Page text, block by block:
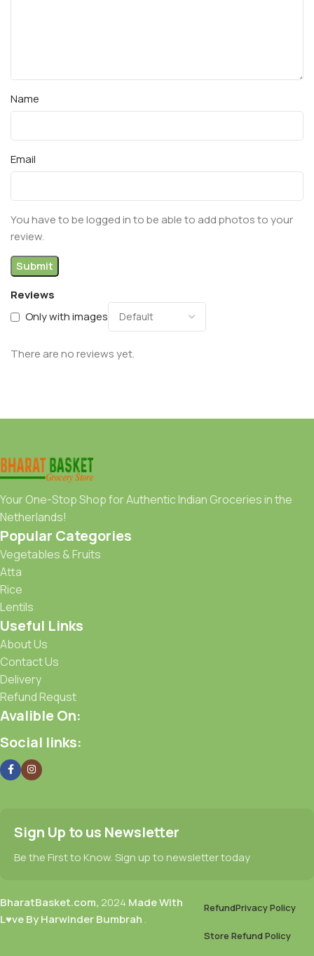
Reviews
Only with images
There are no reviews yet.
Name
Email
You have to be logged in to be able to add photos to your
review.
Your One-Stop Shop for Authentic Indian Groceries in the
Netherlands!
Popular Categories
Vegetables & Fruits
Atta
Rice
Lentils
Useful Links
About Us
Contact Us
Delivery
Refund Requst
Avalible On:
Social links:
Sign Up to us Newsletter
Be the First to Know. Sign up to newsletter today
BharatBasket.com, 2024 Made With
L♥ve By Harwinder Bumbrah .
RefundPrivacy Policy
Store Refund Policy